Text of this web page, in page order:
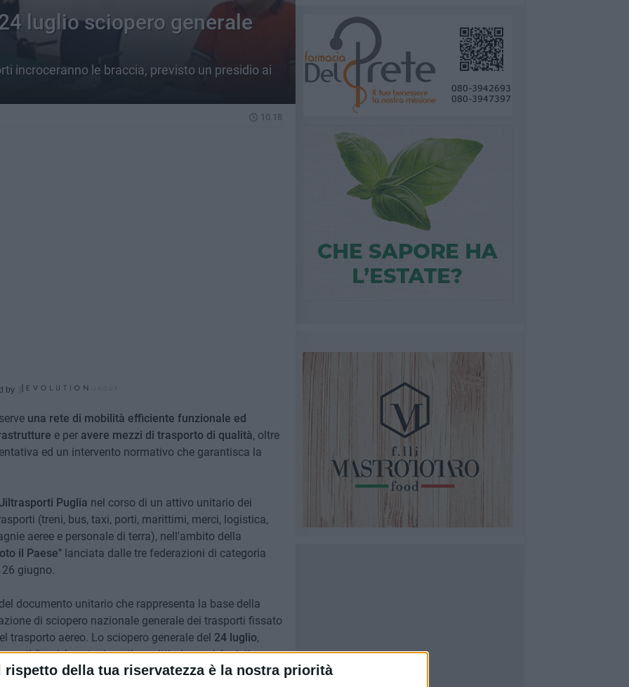
rispetto della tua riservatezza è la nostra priorità
luglio sciopero generale
incroceranno le braccia, previsto un presidio ai
10.18
by
una rete di mobilità efficiente funzionale ed
e peravere mezzi di trasporto di qualità, oltre
ed un intervento normativo che garantisca la
Puglia nel corso di un attivo unitario dei
(treni, bus, taxi, porti, marittimi, merci, logistica,
aeree e personale di terra), nell'ambito della
il Paese" lanciata dalle tre federazioni di categoria
giugno.
documento unitario che rappresenta la base della
di sciopero nazionale generale dei trasporti fissato
trasporto aereo. Lo sciopero generale del 24 luglio,
(treni, bus, taxi, porti, marittimi, merci, logistica,